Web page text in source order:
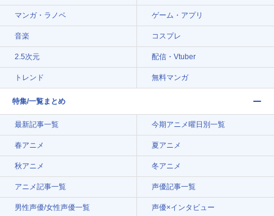
マンガ・ラノベ ゲーム・アプリ
音楽 コスプレ
2.5次元 配信・Vtuber
トレンド 無料マンガ
特集/一覧まとめ
最新記事一覧 今期アニメ曜日別一覧
春アニメ 夏アニメ
秋アニメ 冬アニメ
アニメ記事一覧 声優記事一覧
男性声優/女性声優一覧 声優×インタビュー